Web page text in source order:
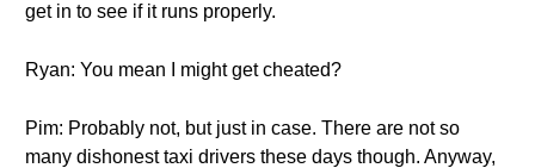
get in to see if it runs properly.
Ryan: You mean I might get cheated?
Pim: Probably not, but just in case. There are not so
many dishonest taxi drivers these days though. Anyway,